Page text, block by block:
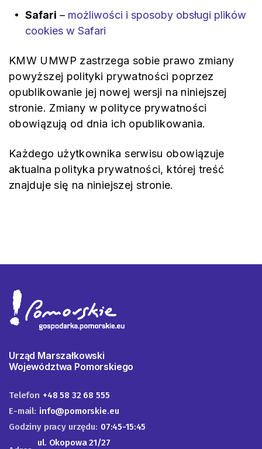
Safari – możliwości i sposoby obsługi plików
cookies w Safari
KMW UMWP zastrzega sobie prawo zmiany
powyższej polityki prywatności poprzez
opublikowanie jej nowej wersji na niniejszej
stronie. Zmiany w polityce prywatności
obowiązują od dnia ich opublikowania.
Każdego użytkownika serwisu obowiązuje
aktualna polityka prywatności, której treść
znajduje się na niniejszej stronie.
Urząd Marszałkowski
Województwa Pomorskiego
Telefon +48 58 32 68 555
E-mail: info@pomorskie.eu
Godziny pracy urzędu: 07:45-15:45
ul. Okopowa 21/27